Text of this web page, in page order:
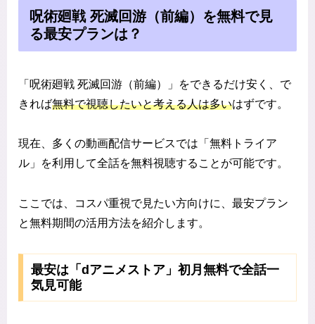
呪術廻戦 死滅回游（前編）を無料で見
る最安プランは？
「呪術廻戦 死滅回游（前編）」をできるだけ安く、で
きれば無料で視聴したいと考える人は多いはずです。
現在、多くの動画配信サービスでは「無料トライア
ル」を利用して全話を無料視聴することが可能です。
ここでは、コスパ重視で見たい方向けに、最安プラン
と無料期間の活用方法を紹介します。
最安は「dアニメストア」初月無料で全話一
気見可能